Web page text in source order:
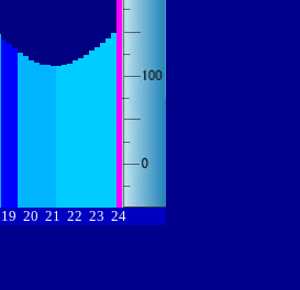
19 20 21 22 23 24